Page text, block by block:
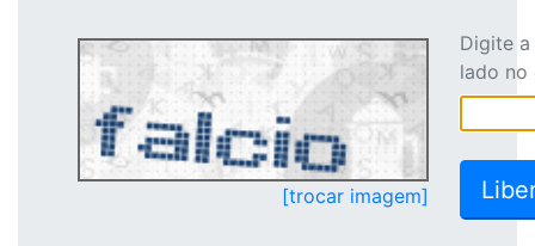
[trocar imagem]
Digite
lado no